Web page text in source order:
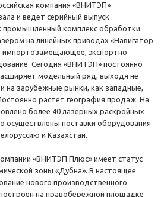
компания «ВНИТЭП»
и ведет серийный выпуск
промышленный комплекс обработки
на линейных приводах «Навигатор
импортозамещающее, экспортно
Сегодня «ВНИТЭП» постоянно
модельный ряд, выходя не
и на зарубежные рынки, как западные,
растет география продаж. На
более 40 лазерных раскройных
осуществлены поставки оборудования
и Казахстан.
«ВНИТЭП Плюс» имеет статус
зоны «Дубна». В настоящее
нового производственного
на правобережной площадке